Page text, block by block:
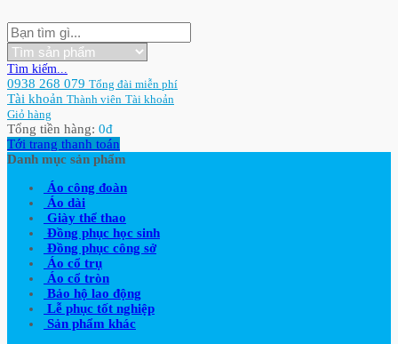
Tìm kiếm...
0938 268 079 Tổng đài miễn phí
Tài khoản Thành viên Tài khoản
Giỏ hàng
Tổng tiền hàng: 0đ
Tới trang thanh toán
Danh mục sản phẩm
Áo công đoàn
Áo dài
Giày thể thao
Đồng phục học sinh
Đồng phục công sở
Áo cổ trụ
Áo cổ tròn
Bảo hộ lao động
Lễ phục tốt nghiệp
Sản phẩm khác